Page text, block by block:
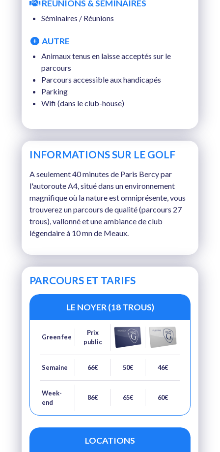
INFORMATIONS SUR LE GOLF
A seulement 40 minutes de Paris Bercy par
l'autoroute A4, situé dans un environnement
magnifique où la nature est omniprésente, vous
trouverez un parcours de qualité (parcours 27
trous), vallonné et une ambiance de club
légendaire à 10 mn de Meaux.
PARCOURS ET TARIFS
LE NOYER (18 TROUS)
Green fee
Prix
public
Semaine 66€ 50€ 46€
Week-
end
86€ 65€ 60€
LOCATIONS
RÉUNIONS & SÉMINAIRES
Séminaires / Réunions
AUTRE
Animaux tenus en laisse acceptés sur le
parcours
Parcours accessible aux handicapés
Parking
Wifi (dans le club-house)